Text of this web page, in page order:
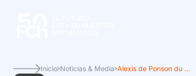
Inicio Noticias & Media Alexis de Ponson du ...